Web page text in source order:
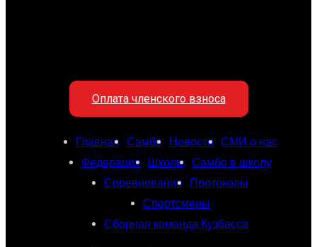
Оплата членского взноса
Главная Самбо Новости
СМИ о нас
Федерация
Школы
Самбо в школу
Соревнования
Протоколы
Спортсмены
Сборная команда Кузбасса